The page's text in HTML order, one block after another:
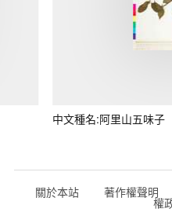
中文種名:阿里山五味子
關於本站 著作權聲明
權